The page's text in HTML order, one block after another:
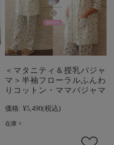
＜マタニティ＆授乳パジャ
マ＞半袖フローラルふんわ
りコットン・ママパジャマ
価格: ¥5,490(税込)
在庫 ×